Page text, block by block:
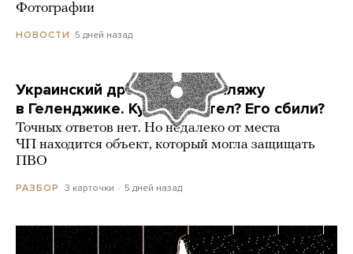
Фотографии
НОВОСТИ 5 дней назад
Украинский дрон попал по пляжу
в Геленджике. Куда он летел? Его сбили?
Точных ответов нет. Но недалеко от места
ЧП находится объект, который могла защищать
ПВО
РАЗБОР 3 карточки 5 дней назад